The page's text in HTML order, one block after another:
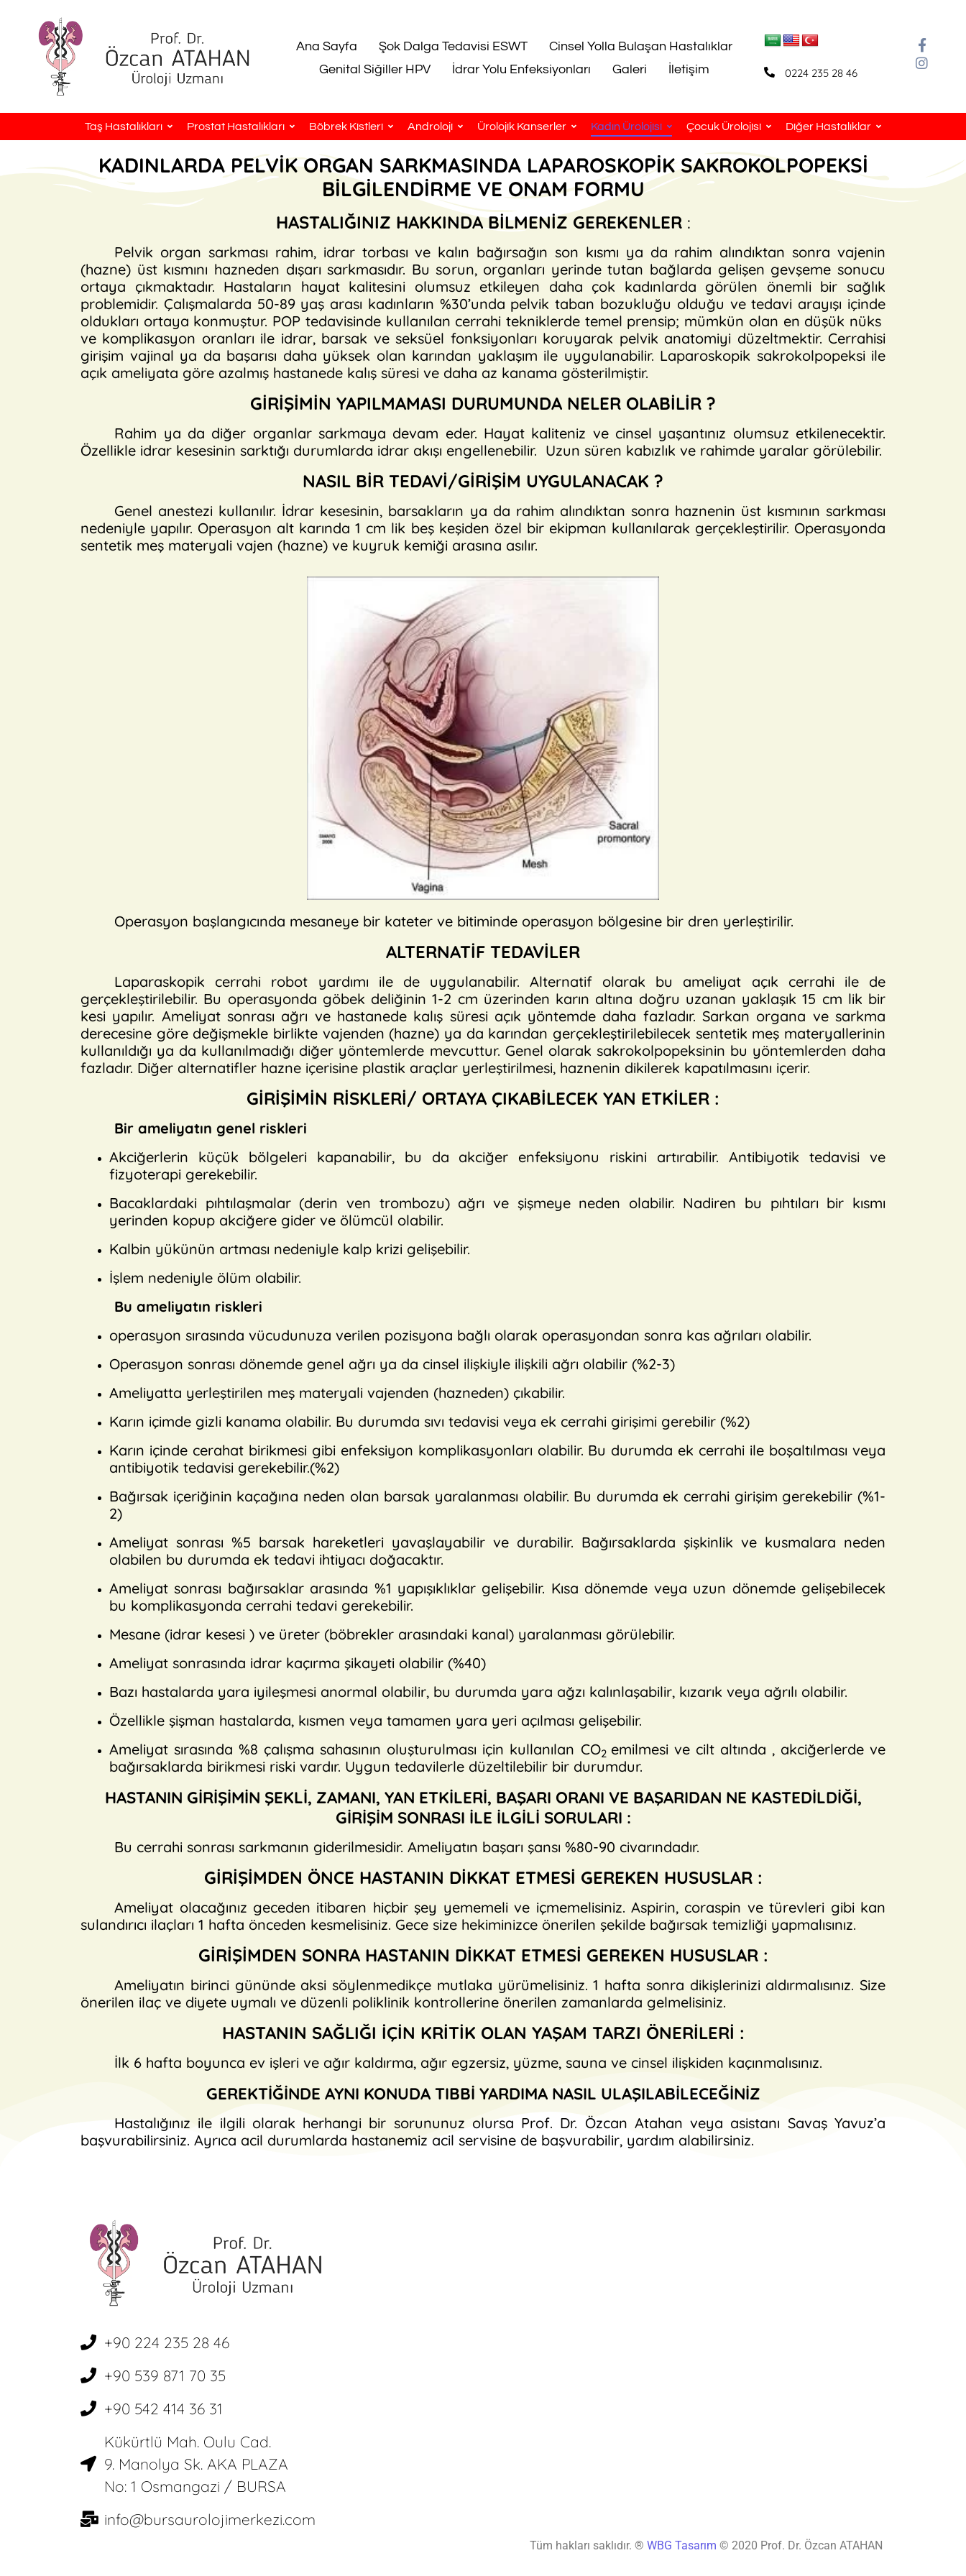
Ana Sayfa Şok Dalga Tedavisi ESWT
Cinsel Yolla Bulaşan Hastalıklar
Genital Siğiller HPV
İdrar Yolu Enfeksiyonları Galeri İletişim 0224 235 28 46
Taş Hastalıkları Prostat Hastalıkları Böbrek Kistleri Androloji Ürolojik Kanserler Kadın Ürolojisi Çocuk Ürolojisi Diğer Hastalıklar
KADINLARDA PELVİK ORGAN SARKMASINDA LAPAROSKOPİK SAKROKOLPOPEKSİ
BİLGİLENDİRME VE ONAM FORMU
HASTALIĞINIZ HAKKINDA BİLMENİZ GEREKENLER :
Pelvik organ sarkması rahim, idrar torbası ve kalın bağırsağın son kısmı ya da rahim alındıktan sonra vajenin
(hazne) üst kısmını hazneden dışarı sarkmasıdır. Bu sorun, organları yerinde tutan bağlarda gelişen gevşeme sonucu
ortaya çıkmaktadır. Hastaların hayat kalitesini olumsuz etkileyen daha çok kadınlarda görülen önemli bir sağlık
problemidir. Çalışmalarda 50-89 yaş arası kadınların %30’unda pelvik taban bozukluğu olduğu ve tedavi arayışı içinde
oldukları ortaya konmuştur. POP tedavisinde kullanılan cerrahi tekniklerde temel prensip; mümkün olan en düşük nüks
ve komplikasyon oranları ile idrar, barsak ve seksüel fonksiyonları koruyarak pelvik anatomiyi düzeltmektir. Cerrahisi
girişim vajinal ya da başarısı daha yüksek olan karından yaklaşım ile uygulanabilir. Laparoskopik sakrokolpopeksi ile
açık ameliyata göre azalmış hastanede kalış süresi ve daha az kanama gösterilmiştir.
GİRİŞİMİN YAPILMAMASI DURUMUNDA NELER OLABİLİR ?
Rahim ya da diğer organlar sarkmaya devam eder. Hayat kaliteniz ve cinsel yaşantınız olumsuz etkilenecektir.
Özellikle idrar kesesinin sarktığı durumlarda idrar akışı engellenebilir. Uzun süren kabızlık ve rahimde yaralar görülebilir.
NASIL BİR TEDAVİ/GİRİŞİM UYGULANACAK ?
Genel anestezi kullanılır. İdrar kesesinin, barsakların ya da rahim alındıktan sonra haznenin üst kısmının sarkması
nedeniyle yapılır. Operasyon alt karında 1 cm lik beş keşiden özel bir ekipman kullanılarak gerçekleştirilir. Operasyonda
sentetik meş materyali vajen (hazne) ve kuyruk kemiği arasına asılır.
Operasyon başlangıcında mesaneye bir kateter ve bitiminde operasyon bölgesine bir dren yerleştirilir.
ALTERNATİF TEDAVİLER
Laparaskopik cerrahi robot yardımı ile de uygulanabilir. Alternatif olarak bu ameliyat açık cerrahi ile de
gerçekleştirilebilir. Bu operasyonda göbek deliğinin 1-2 cm üzerinden karın altına doğru uzanan yaklaşık 15 cm lik bir
kesi yapılır. Ameliyat sonrası ağrı ve hastanede kalış süresi açık yöntemde daha fazladır. Sarkan organa ve sarkma
derecesine göre değişmekle birlikte vajenden (hazne) ya da karından gerçekleştirilebilecek sentetik meş materyallerinin
kullanıldığı ya da kullanılmadığı diğer yöntemlerde mevcuttur. Genel olarak sakrokolpopeksinin bu yöntemlerden daha
fazladır. Diğer alternatifler hazne içerisine plastik araçlar yerleştirilmesi, haznenin dikilerek kapatılmasını içerir.
GİRİŞİMİN RİSKLERİ/ ORTAYA ÇIKABİLECEK YAN ETKİLER :
Bir ameliyatın genel riskleri
Akciğerlerin küçük bölgeleri kapanabilir, bu da akciğer enfeksiyonu riskini artırabilir. Antibiyotik tedavisi ve
fizyoterapi gerekebilir.
Bacaklardaki pıhtılaşmalar (derin ven trombozu) ağrı ve şişmeye neden olabilir. Nadiren bu pıhtıları bir kısmı
yerinden kopup akciğere gider ve ölümcül olabilir.
Kalbin yükünün artması nedeniyle kalp krizi gelişebilir.
İşlem nedeniyle ölüm olabilir.
Bu ameliyatın riskleri
operasyon sırasında vücudunuza verilen pozisyona bağlı olarak operasyondan sonra kas ağrıları olabilir.
Operasyon sonrası dönemde genel ağrı ya da cinsel ilişkiyle ilişkili ağrı olabilir (%2-3)
Ameliyatta yerleştirilen meş materyali vajenden (hazneden) çıkabilir.
Karın içimde gizli kanama olabilir. Bu durumda sıvı tedavisi veya ek cerrahi girişimi gerebilir (%2)
Karın içinde cerahat birikmesi gibi enfeksiyon komplikasyonları olabilir. Bu durumda ek cerrahi ile boşaltılması veya
antibiyotik tedavisi gerekebilir.(%2)
Bağırsak içeriğinin kaçağına neden olan barsak yaralanması olabilir. Bu durumda ek cerrahi girişim gerekebilir (%1-
2)
Ameliyat sonrası %5 barsak hareketleri yavaşlayabilir ve durabilir. Bağırsaklarda şişkinlik ve kusmalara neden
olabilen bu durumda ek tedavi ihtiyacı doğacaktır.
Ameliyat sonrası bağırsaklar arasında %1 yapışıklıklar gelişebilir. Kısa dönemde veya uzun dönemde gelişebilecek
bu komplikasyonda cerrahi tedavi gerekebilir.
Mesane (idrar kesesi ) ve üreter (böbrekler arasındaki kanal) yaralanması görülebilir.
Ameliyat sonrasında idrar kaçırma şikayeti olabilir (%40)
Bazı hastalarda yara iyileşmesi anormal olabilir, bu durumda yara ağzı kalınlaşabilir, kızarık veya ağrılı olabilir.
Özellikle şişman hastalarda, kısmen veya tamamen yara yeri açılması gelişebilir.
Ameliyat sırasında %8 çalışma sahasının oluşturulması için kullanılan CO2 emilmesi ve cilt altında , akciğerlerde ve
bağırsaklarda birikmesi riski vardır. Uygun tedavilerle düzeltilebilir bir durumdur.
HASTANIN GİRİŞİMİN ŞEKLİ, ZAMANI, YAN ETKİLERİ, BAŞARI ORANI VE BAŞARIDAN NE KASTEDİLDİĞİ,
GİRİŞİM SONRASI İLE İLGİLİ SORULARI :
Bu cerrahi sonrası sarkmanın giderilmesidir. Ameliyatın başarı şansı %80-90 civarındadır.
GİRİŞİMDEN ÖNCE HASTANIN DİKKAT ETMESİ GEREKEN HUSUSLAR :
Ameliyat olacağınız geceden itibaren hiçbir şey yememeli ve içmemelisiniz. Aspirin, coraspin ve türevleri gibi kan
sulandırıcı ilaçları 1 hafta önceden kesmelisiniz. Gece size hekiminizce önerilen şekilde bağırsak temizliği yapmalısınız.
GİRİŞİMDEN SONRA HASTANIN DİKKAT ETMESİ GEREKEN HUSUSLAR :
Ameliyatın birinci gününde aksi söylenmedikçe mutlaka yürümelisiniz. 1 hafta sonra dikişlerinizi aldırmalısınız. Size
önerilen ilaç ve diyete uymalı ve düzenli poliklinik kontrollerine önerilen zamanlarda gelmelisiniz.
HASTANIN SAĞLIĞI İÇİN KRİTİK OLAN YAŞAM TARZI ÖNERİLERİ :
İlk 6 hafta boyunca ev işleri ve ağır kaldırma, ağır egzersiz, yüzme, sauna ve cinsel ilişkiden kaçınmalısınız.
GEREKTİĞİNDE AYNI KONUDA TIBBİ YARDIMA NASIL ULAŞILABİLECEĞİNİZ
Hastalığınız ile ilgili olarak herhangi bir sorununuz olursa Prof. Dr. Özcan Atahan veya asistanı Savaş Yavuz’a
başvurabilirsiniz. Ayrıca acil durumlarda hastanemiz acil servisine de başvurabilir, yardım alabilirsiniz.
+90 224 235 28 46
+90 539 871 70 35
+90 542 414 36 31
Kükürtlü Mah. Oulu Cad.
9. Manolya Sk. AKA PLAZA
No: 1 Osmangazi / BURSA
info@bursaurolojimerkezi.com
Tüm hakları saklıdır. ®WBG Tasarım© 2020 Prof. Dr. Özcan ATAHAN